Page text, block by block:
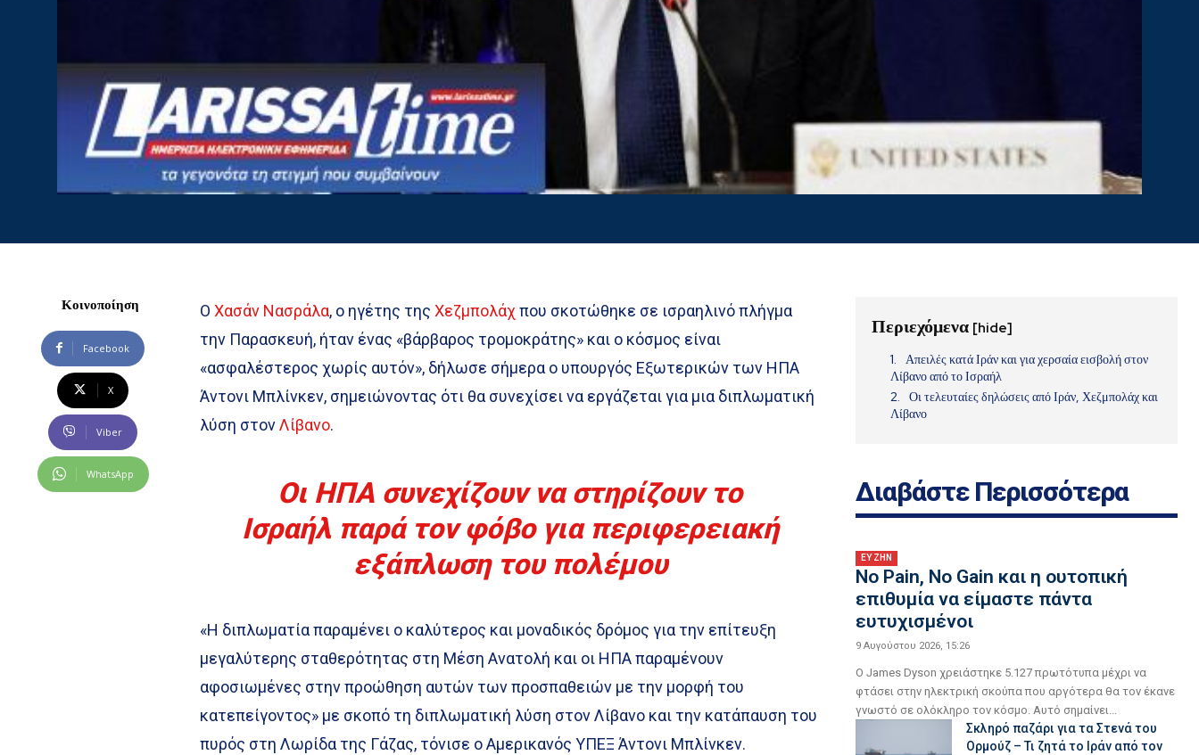
Κοινοποίηση
Facebook
X
Viber
WhatsApp
ΟΧασάν Νασράλα, ο ηγέτης τηςΧεζμπολάχ που σκοτώθηκε σε ισραηλινό πλήγμα
την Παρασκευή, ήταν ένας «βάρβαρος τρομοκράτης» και ο κόσμος είναι
«ασφαλέστερος χωρίς αυτόν», δήλωσε σήμερα ο υπουργός Εξωτερικών των ΗΠΑ
Άντονι Μπλίνκεν, σημειώνοντας ότι θα συνεχίσει να εργάζεται για μια διπλωματική
λύση στονΛίβανο.
Οι ΗΠΑ συνεχίζουν να στηρίζουν το
Ισραήλ παρά τον φόβο για περιφερειακή
εξάπλωση του πολέμου
«Η διπλωματία παραμένει ο καλύτερος και μοναδικός δρόμος για την επίτευξη
μεγαλύτερης σταθερότητας στη Μέση Ανατολή και οι ΗΠΑ παραμένουν
αφοσιωμένες στην προώθηση αυτών των προσπαθειών με την μορφή του
κατεπείγοντος» με σκοπό τη διπλωματική λύση στον Λίβανο και την κατάπαυση του
πυρός στη Λωρίδα της Γάζας, τόνισε ο Αμερικανός ΥΠΕΞ Άντονι Μπλίνκεν.
Περιεχόμενα [hide]
Απειλές κατά Ιράν και για χερσαία εισβολή στον
Λίβανο από το Ισραήλ
Οι τελευταίες δηλώσεις από Ιράν, Χεζμπολάχ και
Λίβανο
Διαβάστε Περισσότερα
ΕΥ ΖΗΝ
No Pain, No Gain και η ουτοπική
επιθυμία να είμαστε πάντα
ευτυχισμένοι
9 Αυγούστου 2026, 15:26
Ο James Dyson χρειάστηκε 5.127 πρωτότυπα μέχρι να
φτάσει στην ηλεκτρική σκούπα που αργότερα θα τον έκανε
γνωστό σε ολόκληρο τον κόσμο. Αυτό σημαίνει...
Σκληρό παζάρι για τα Στενά του
Ορμούζ – Τι ζητά το Ιράν από τον